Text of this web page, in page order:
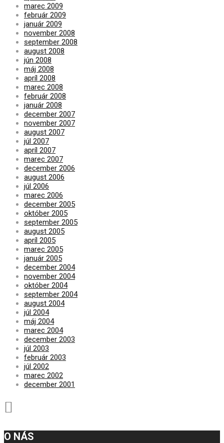
marec 2009
február 2009
január 2009
november 2008
september 2008
august 2008
jún 2008
máj 2008
apríl 2008
marec 2008
február 2008
január 2008
december 2007
november 2007
august 2007
júl 2007
apríl 2007
marec 2007
december 2006
august 2006
júl 2006
marec 2006
december 2005
október 2005
september 2005
august 2005
apríl 2005
marec 2005
január 2005
december 2004
november 2004
október 2004
september 2004
august 2004
júl 2004
máj 2004
marec 2004
december 2003
júl 2003
február 2003
júl 2002
marec 2002
december 2001
O NÁS